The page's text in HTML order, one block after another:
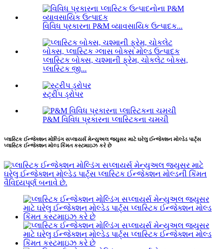
વિવિધ પ્રકારના P&M વ્યાવસાયિક ઉત્પાદક...
પ્લાસ્ટિક બોક્સ, ચશ્માની ફ્રેમ, ચોકલેટ બોક્સ,
પ્લાસ્ટિક જી...
સ્ટ્રીપ ડ્રોપર
P&M વિવિધ પ્રકારના પ્લાસ્ટિકના ચમચી
પ્લાસ્ટિક ઈન્જેક્શન મોલ્ડિંગ સપ્લાયર્સ મેન્યુઅલ જ્યુસર માટે ઘરેલુ ઈન્જેક્શન મોલ્ડેડ પાર્ટ્સ
પ્લાસ્ટિક ઈન્જેક્શન મોલ્ડ કિંમત કસ્ટમાઇઝ કરે છે